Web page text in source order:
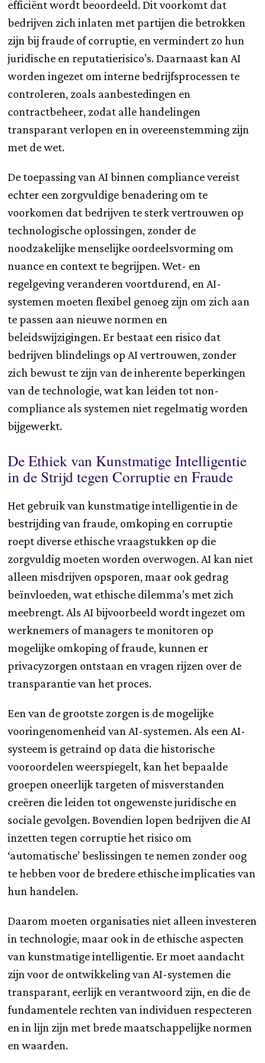
efficiënt wordt beoordeeld. Dit voorkomt dat
bedrijven zich inlaten met partijen die betrokken
zijn bij fraude of corruptie, en vermindert zo hun
juridische en reputatierisico’s. Daarnaast kan AI
worden ingezet om interne bedrijfsprocessen te
controleren, zoals aanbestedingen en
contractbeheer, zodat alle handelingen
transparant verlopen en in overeenstemming zijn
met de wet.
De toepassing van AI binnen compliance vereist
echter een zorgvuldige benadering om te
voorkomen dat bedrijven te sterk vertrouwen op
technologische oplossingen, zonder de
noodzakelijke menselijke oordeelsvorming om
nuance en context te begrijpen. Wet- en
regelgeving veranderen voortdurend, en AI-
systemen moeten flexibel genoeg zijn om zich aan
te passen aan nieuwe normen en
beleidswijzigingen. Er bestaat een risico dat
bedrijven blindelings op AI vertrouwen, zonder
zich bewust te zijn van de inherente beperkingen
van de technologie, wat kan leiden tot non-
compliance als systemen niet regelmatig worden
bijgewerkt.
De Ethiek van Kunstmatige Intelligentie
in de Strijd tegen Corruptie en Fraude
Het gebruik van kunstmatige intelligentie in de
bestrijding van fraude, omkoping en corruptie
roept diverse ethische vraagstukken op die
zorgvuldig moeten worden overwogen. AI kan niet
alleen misdrijven opsporen, maar ook gedrag
beïnvloeden, wat ethische dilemma’s met zich
meebrengt. Als AI bijvoorbeeld wordt ingezet om
werknemers of managers te monitoren op
mogelijke omkoping of fraude, kunnen er
privacyzorgen ontstaan en vragen rijzen over de
transparantie van het proces.
Een van de grootste zorgen is de mogelijke
vooringenomenheid van AI-systemen. Als een AI-
systeem is getraind op data die historische
vooroordelen weerspiegelt, kan het bepaalde
groepen oneerlijk targeten of misverstanden
creëren die leiden tot ongewenste juridische en
sociale gevolgen. Bovendien lopen bedrijven die AI
inzetten tegen corruptie het risico om
‘automatische’ beslissingen te nemen zonder oog
te hebben voor de bredere ethische implicaties van
hun handelen.
Daarom moeten organisaties niet alleen investeren
in technologie, maar ook in de ethische aspecten
van kunstmatige intelligentie. Er moet aandacht
zijn voor de ontwikkeling van AI-systemen die
transparant, eerlijk en verantwoord zijn, en die de
fundamentele rechten van individuen respecteren
en in lijn zijn met brede maatschappelijke normen
en waarden.